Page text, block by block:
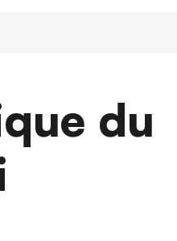
du